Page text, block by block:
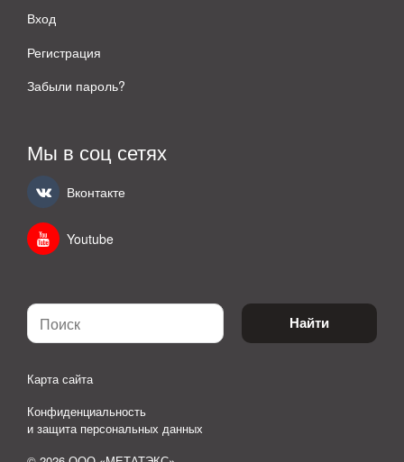
Вход
Регистрация
Забыли пароль?
Мы в соц сетях
Вконтакте
Youtube
Найти
Карта сайта
Конфиденциальность
и защита персональных данных